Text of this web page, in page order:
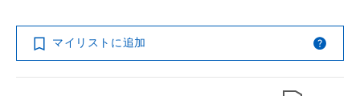
マイリストに追加